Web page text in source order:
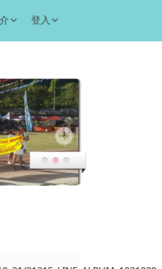
登入